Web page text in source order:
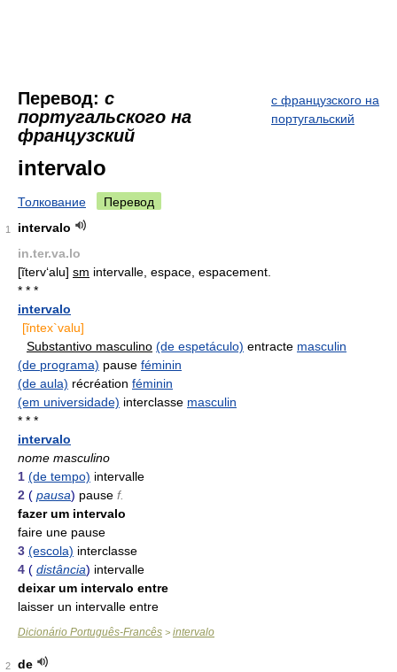
Перевод: с
португальского на
французский
с французского на
португальский
intervalo
Толкование Перевод
1
intervalo
in.ter.va.lo
[ĩterv‘alu] sm intervalle, espace, espacement.
* * *
intervalo
[ĩntex`valu]
Substantivo masculino (de espetáculo) entracte masculin
(de programa) pause féminin
(de aula) récréation féminin
(em universidade) interclasse masculin
* * *
intervalo
nome masculino
1 (de tempo) intervalle
2 ( pausa) pause f.
fazer um intervalo
faire une pause
3 (escola) interclasse
4 ( distância) intervalle
deixar um intervalo entre
laisser un intervalle entre
Dicionário Português-Francês > intervalo
2
de